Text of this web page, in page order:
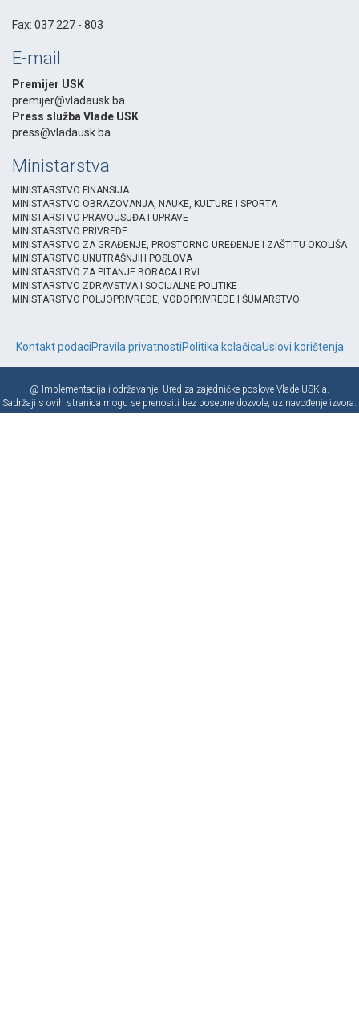
Fax: 037 227 - 803
E-mail
Premijer USK
premijer@vladausk.ba
Press služba Vlade USK
press@vladausk.ba
Ministarstva
MINISTARSTVO FINANSIJA
MINISTARSTVO OBRAZOVANJA, NAUKE, KULTURE I SPORTA
MINISTARSTVO PRAVOUSUĐA I UPRAVE
MINISTARSTVO PRIVREDE
MINISTARSTVO ZA GRAĐENJE, PROSTORNO UREĐENJE I ZAŠTITU OKOLIŠA
MINISTARSTVO UNUTRAŠNJIH POSLOVA
MINISTARSTVO ZA PITANJE BORACA I RVI
MINISTARSTVO ZDRAVSTVA I SOCIJALNE POLITIKE
MINISTARSTVO POLJOPRIVREDE, VODOPRIVREDE I ŠUMARSTVO
Kontakt podaciPravila privatnostiPolitika kolačicaUslovi korištenja
@ Implementacija i održavanje: Ured za zajedničke poslove Vlade USK-a.
Sadržaji s ovih stranica mogu se prenositi bez posebne dozvole, uz navođenje izvora.